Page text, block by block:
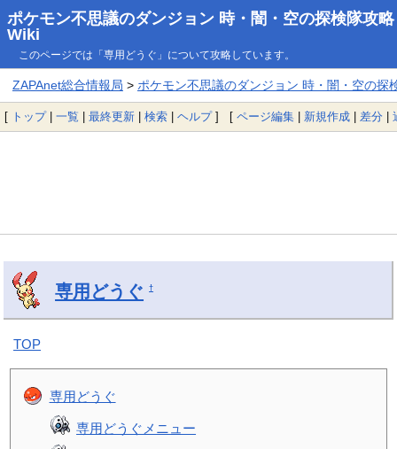
ポケモン不思議のダンジョン 時・闇・空の探検隊攻略
Wiki
このページでは「専用どうぐ」について攻略しています。
ZAPAnet総合情報局 > ポケモン不思議のダンジョン 時・闇・空の探
[ トップ| 一覧 | 最終更新 | 検索 | ヘルプ] [ ページ編集 | 新規作成 | 差分 |
専用どうぐ †
TOP
専用どうぐ
専用どうぐメニュー